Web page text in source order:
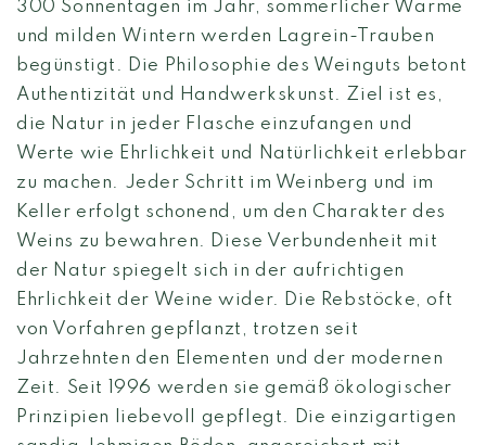
300 Sonnentagen im Jahr, sommerlicher Wärme
und milden Wintern werden Lagrein-Trauben
begünstigt. Die Philosophie des Weinguts betont
Authentizität und Handwerkskunst. Ziel ist es,
die Natur in jeder Flasche einzufangen und
Werte wie Ehrlichkeit und Natürlichkeit erlebbar
zu machen. Jeder Schritt im Weinberg und im
Keller erfolgt schonend, um den Charakter des
Weins zu bewahren. Diese Verbundenheit mit
der Natur spiegelt sich in der aufrichtigen
Ehrlichkeit der Weine wider. Die Rebstöcke, oft
von Vorfahren gepflanzt, trotzen seit
Jahrzehnten den Elementen und der modernen
Zeit. Seit 1996 werden sie gemäß ökologischer
Prinzipien liebevoll gepflegt. Die einzigartigen